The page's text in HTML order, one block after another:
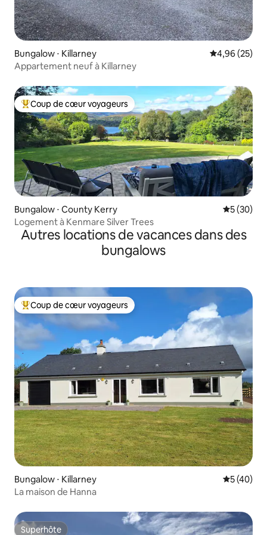
Bungalow ⋅ Killarney Évaluation
4,96 (25)
Appartement neuf à Killarney
Coups de cœur voyageurs les plus appréciés
Coup de cœur voyageurs
Bungalow ⋅ County Kerry
5 (30)
Logement à Kenmare Silver Trees
Autres locations de vacances dans des
bungalows
Coups de cœur voyageurs les plus appréciés
Coup de cœur voyageurs
Bungalow ⋅ Killarney
5 (40)
La maison de Hanna
Superhôte